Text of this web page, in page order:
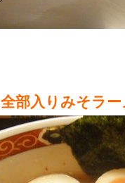
全部入りみそラー